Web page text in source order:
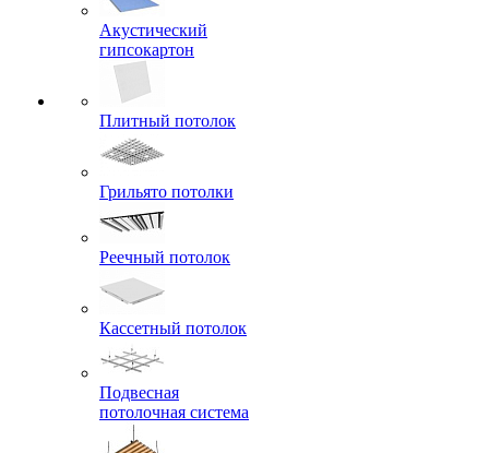
Акустический
гипсокартон
Плитный потолок
Грильято потолки
Реечный потолок
Кассетный потолок
Подвесная
потолочная система